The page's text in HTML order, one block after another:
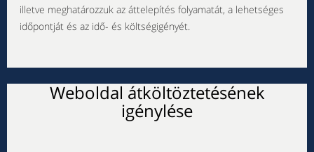
illetve meghatározzuk az áttelepítés folyamatát, a lehetséges
időpontját és az idő- és költségigényét.
Weboldal átköltöztetésének
igénylése